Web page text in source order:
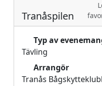
Tranåspilen
Typ av
Tävling
Arrangör
Tranås